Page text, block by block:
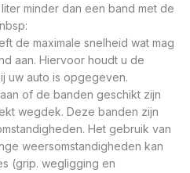
minder dan een band met de
de maximale snelheid wat mag
aan. Hiervoor houdt u de
uw auto is opgegeven.
of de banden geschikt zijn
wegdek. Deze banden zijn
Het gebruik van
weersomstandigheden kan
(grip. wegligging en